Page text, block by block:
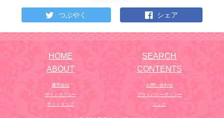
つぶやく シェア
HOME
SEARCH
ABOUT
CONTENTS
運営会社
お問い合わせ
サイトポリシー
プライバシーポリシー
サイトマップ
リンク